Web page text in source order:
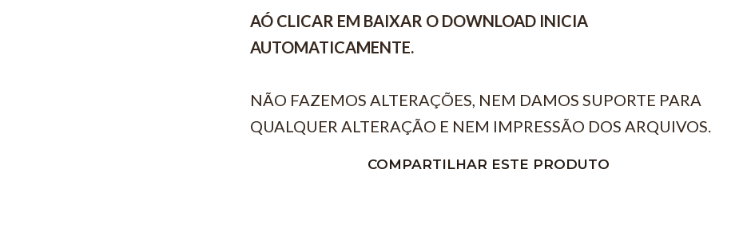
AÓ CLICAR EM BAIXAR O DOWNLOAD INICIA
AUTOMATICAMENTE.
NÃO FAZEMOS ALTERAÇÕES, NEM DAMOS SUPORTE PARA
QUALQUER ALTERAÇÃO E NEM IMPRESSÃO DOS ARQUIVOS.
COMPARTILHAR ESTE PRODUTO